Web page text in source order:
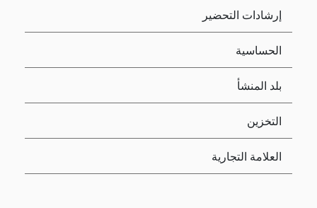
إرشادات التحضير
الحساسية
بلد المنشأ
التخزين
العلامة التجارية